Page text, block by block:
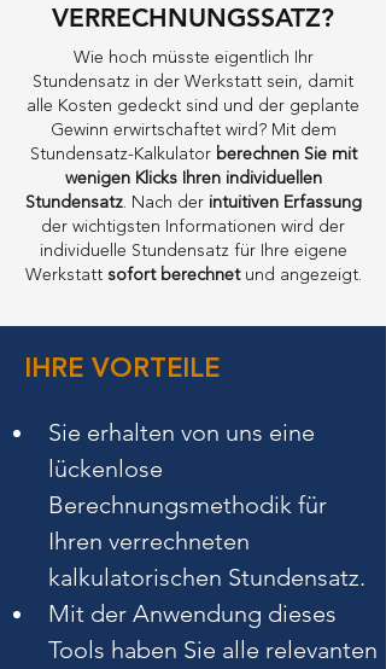
VERRECHNUNGSSATZ?
Wie hoch müsste eigentlich Ihr
Stundensatz in der Werkstatt sein, damit
alle Kosten gedeckt sind und der geplante
Gewinn erwirtschaftet wird? Mit dem
Stundensatz-Kalkulator berechnen Sie mit
wenigen Klicks Ihren individuellen
Stundensatz. Nach der intuitiven Erfassung
der wichtigsten Informationen wird der
individuelle Stundensatz für Ihre eigene
Werkstatt sofort berechnet und angezeigt.
IHRE VORTEILE
Sie erhalten von uns eine
lückenlose
Berechnungsmethodik für
Ihren verrechneten
kalkulatorischen Stundensatz.
Mit der Anwendung dieses
Tools haben Sie alle relevanten